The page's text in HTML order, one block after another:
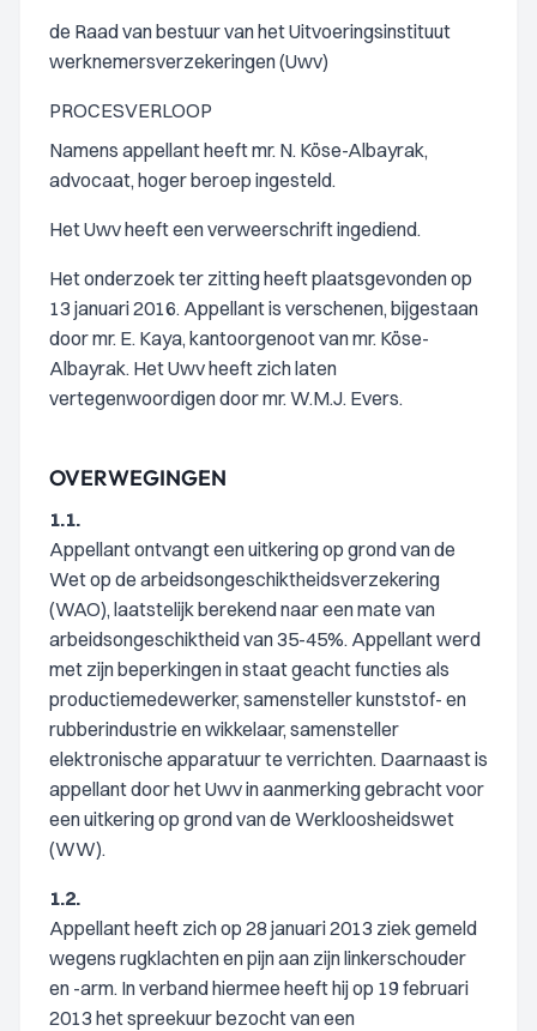
de Raad van bestuur van het Uitvoeringsinstituut
werknemersverzekeringen (Uwv)
PROCESVERLOOP
Namens appellant heeft mr. N. Köse-Albayrak,
advocaat, hoger beroep ingesteld.
Het Uwv heeft een verweerschrift ingediend.
Het onderzoek ter zitting heeft plaatsgevonden op
13 januari 2016. Appellant is verschenen, bijgestaan
door mr. E. Kaya, kantoorgenoot van mr. Köse-
Albayrak. Het Uwv heeft zich laten
vertegenwoordigen door mr. W.M.J. Evers.
OVERWEGINGEN
1.1.
Appellant ontvangt een uitkering op grond van de
Wet op de arbeidsongeschiktheidsverzekering
(WAO), laatstelijk berekend naar een mate van
arbeidsongeschiktheid van 35-45%. Appellant werd
met zijn beperkingen in staat geacht functies als
productiemedewerker, samensteller kunststof- en
rubberindustrie en wikkelaar, samensteller
elektronische apparatuur te verrichten. Daarnaast is
appellant door het Uwv in aanmerking gebracht voor
een uitkering op grond van de Werkloosheidswet
(WW).
1.2.
Appellant heeft zich op 28 januari 2013 ziek gemeld
wegens rugklachten en pijn aan zijn linkerschouder
en -arm. In verband hiermee heeft hij op 19 februari
2013 het spreekuur bezocht van een